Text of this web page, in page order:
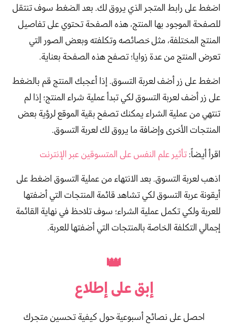
اضغط على رابط المتجر الذي يروق لك. بعد الضغط سوف تنتقل
للصفحة الموجود بها المنتج، هذه الصفحة تحتوي على تفاصيل
المنتج المختلفة، مثل خصائصه وتكلفته وبعض الصور التي
تعرض المنتج من عدة زوايا؛ تصفح هذه الصفحة بعناية.
اضغط على زر أضف لعربة التسوق. إذا أعجبك المنتج قم بالضغط
على زر أضف لعربة التسوق لكي تبدأ عملية شراء المنتج؛ إذا لم
تنتهي من عملية الشراء يمكنك تصفح بقية الموقع لرؤية بعض
المنتجات الأخرى وإضافة ما يروق لك لعربة التسوق.
اقرأ أيضاً:تأثير علم النفس على المتسوقين عبر الإنترنت
اذهب لعربة التسوق. بعد الانتهاء من عملية التسوق اضغط على
أيقونة عربة التسوق لكي تشاهد قائمة المنتجات التي أضفتها
للعربة ولكي تكمل عملية الشراء؛ سوف تلاحظ في نهاية القائمة
إجمالي التكلفة الخاصة بالمنتجات التي أضفتها للعربة.
👑
إبق علىإطلاع
احصل على نصائح أسبوعية حول كيفية تحسين متجرك